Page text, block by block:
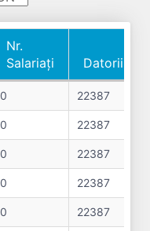
Nr.
Salariați
Datorii
Salariați
Datorii
0 22387
0 22387
0 22387
0 22387
0 22387